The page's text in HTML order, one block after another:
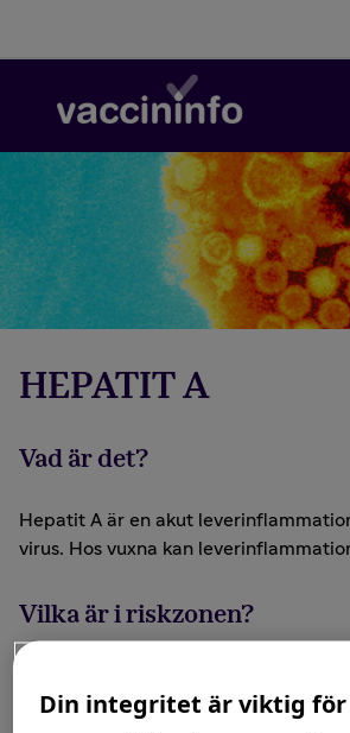
HEPATIT A
Vad är det?
Hepatit A är en akut
virus. Hos vuxna kan
Vilka är i riskzonen?
där hygienstandarden kan vara låg.
Din integritet är viktig för